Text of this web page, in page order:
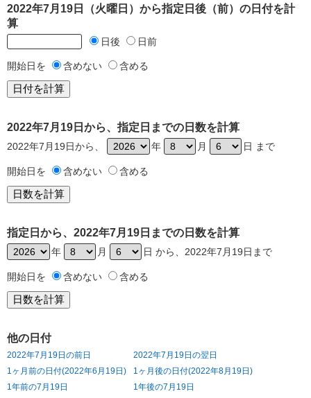
2022年7月19日（火曜日）から指定日後（前）の日付を計
算
日後 日前
開始日を 含めない 含める
2022年7月19日から、指定日までの日数を計算
2022年7月19日から、 年 月 日 まで
開始日を 含めない 含める
指定日から、2022年7月19日までの日数を計算
年 月 日 から、2022年7月19日まで
開始日を 含めない 含める
他の日付
2022年7月19日の前日
2022年7月19日の翌日
1ヶ月前の日付(2022年6月19日)
1ヶ月後の日付(2022年8月19日)
1年前の7月19日
1年後の7月19日